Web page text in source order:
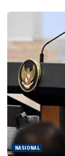
NASIONAL